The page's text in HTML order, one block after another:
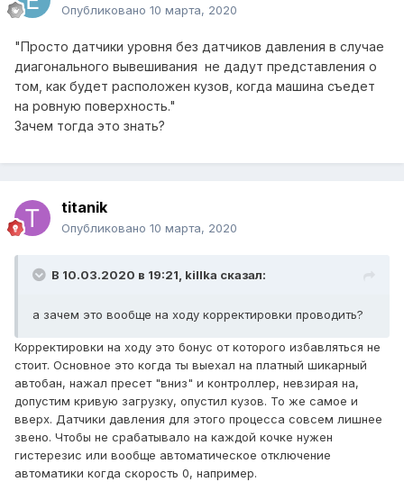
Опубликовано 10 марта, 2020
"Просто датчики уровня без датчиков давления в случае
диагонального вывешивания не дадут представления о
том, как будет расположен кузов, когда машина съедет
на ровную поверхность."
Зачем тогда это знать?
titanik
Опубликовано 10 марта, 2020
В 10.03.2020 в 19:21, killka сказал:
а зачем это вообще на ходу корректировки проводить?
Корректировки на ходу это бонус от которого избавляться не
стоит. Основное это когда ты выехал на платный шикарный
автобан, нажал пресет "вниз" и контроллер, невзирая на,
допустим кривую загрузку, опустил кузов. То же самое и
вверх. Датчики давления для этого процесса совсем лишнее
звено. Чтобы не срабатывало на каждой кочке нужен
гистерезис или вообще автоматическое отключение
автоматики когда скорость 0, например.